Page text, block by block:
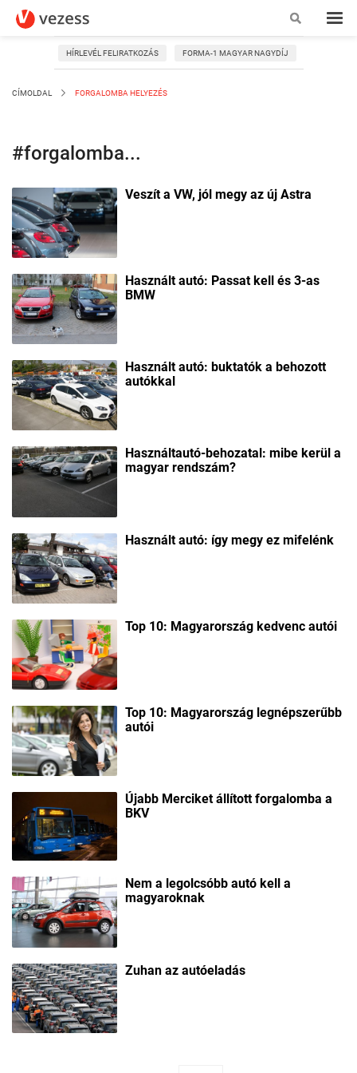
HÍRLEVÉL FELIRATKOZÁS FORMA-1 MAGYAR NAGYDÍJ
CÍMOLDAL FORGALOMBA HELYEZÉS
#forgalomba...
Veszít a VW, jól megy az új Astra
Használt autó: Passat kell és 3-as
BMW
Használt autó: buktatók a behozott
autókkal
Használtautó-behozatal: mibe kerül a
magyar rendszám?
Használt autó: így megy ez mifelénk
Top 10: Magyarország kedvenc autói
Top 10: Magyarország legnépszerűbb
autói
Újabb Merciket állított forgalomba a
BKV
Nem a legolcsóbb autó kell a
magyaroknak
Zuhan az autóeladás